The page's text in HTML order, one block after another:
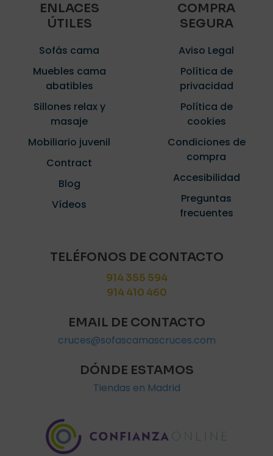
ENLACES
ÚTILES
Sofás cama
Muebles cama
abatibles
Sillones relax y
masaje
Mobiliario juvenil
Contract
Blog
Vídeos
COMPRA
SEGURA
Aviso Legal
Política de
privacidad
Política de
cookies
Condiciones de
compra
Accesibilidad
Preguntas
frecuentes
TELÉFONOS DE CONTACTO
914 355 594
914 410 460
EMAIL DE CONTACTO
cruces@sofascamascruces.com
DÓNDE ESTAMOS
Tiendas en Madrid